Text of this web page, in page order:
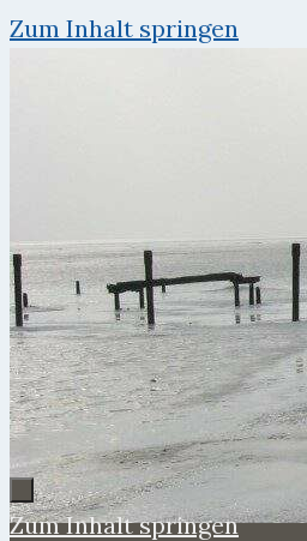
Zum Inhalt springen
Zum Inhalt springen